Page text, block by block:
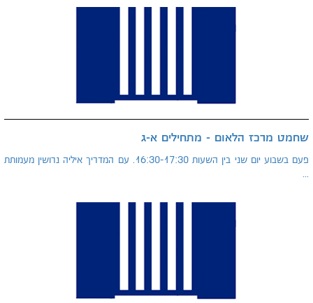
שחמט מרכז הלאום - מתחילים א-ג
פעם בשבוע יום שני בין השעות 16:30-17:30. עם המדריך איליה נרושין מעמותת
...